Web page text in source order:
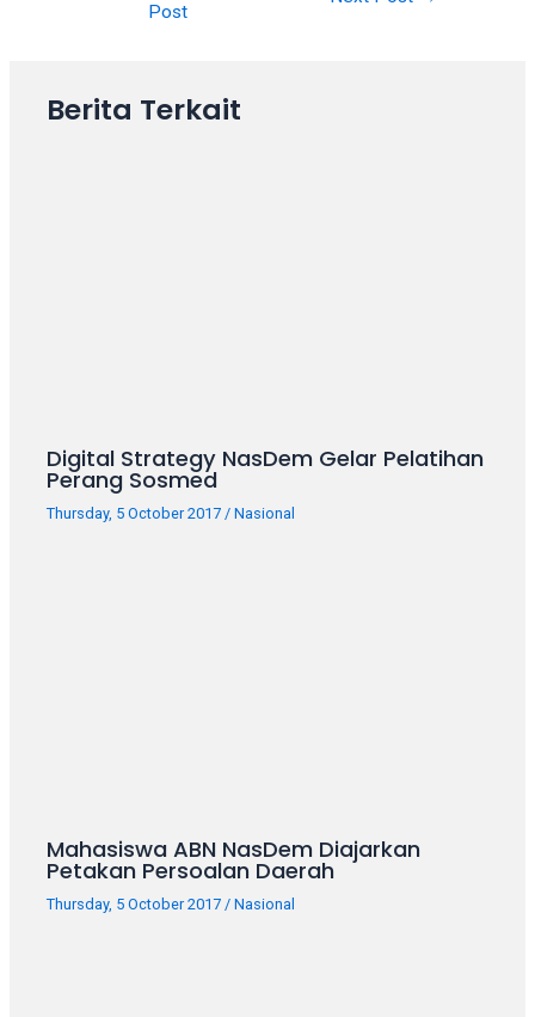
Post
Berita Terkait
Digital Strategy NasDem Gelar Pelatihan
Perang Sosmed
Thursday, 5 October 2017 /Nasional
Mahasiswa ABN NasDem Diajarkan
Petakan Persoalan Daerah
Thursday, 5 October 2017/Nasional